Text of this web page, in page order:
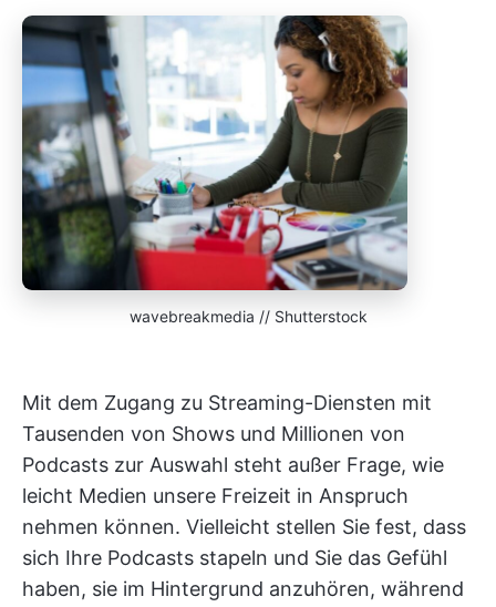
wavebreakmedia // Shutterstock
Mit dem Zugang zu Streaming-Diensten mit
Tausenden von Shows und Millionen von
Podcasts zur Auswahl steht außer Frage, wie
leicht Medien unsere Freizeit in Anspruch
nehmen können. Vielleicht stellen Sie fest, dass
sich Ihre Podcasts stapeln und Sie das Gefühl
haben, sie im Hintergrund anzuhören, während